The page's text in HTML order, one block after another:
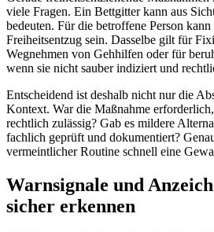
viele Fragen. Ein Bettgitter kann aus
bedeuten. Für die betroffene Person kann
Freiheitsentzug sein. Dasselbe gilt für
Wegnehmen von Gehhilfen oder für
wenn sie nicht sauber indiziert und
Entscheidend ist deshalb nicht nur die
Kontext. War die Maßnahme
rechtlich zulässig? Gab es mildere
fachlich geprüft und dokumentiert?
vermeintlicher Routine schnell eine
Warnsignale und
sicher erkennen